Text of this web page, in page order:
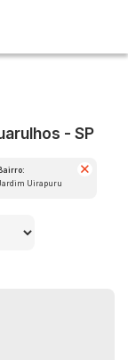
- SP
Bairro:
Jardim Uirapuru